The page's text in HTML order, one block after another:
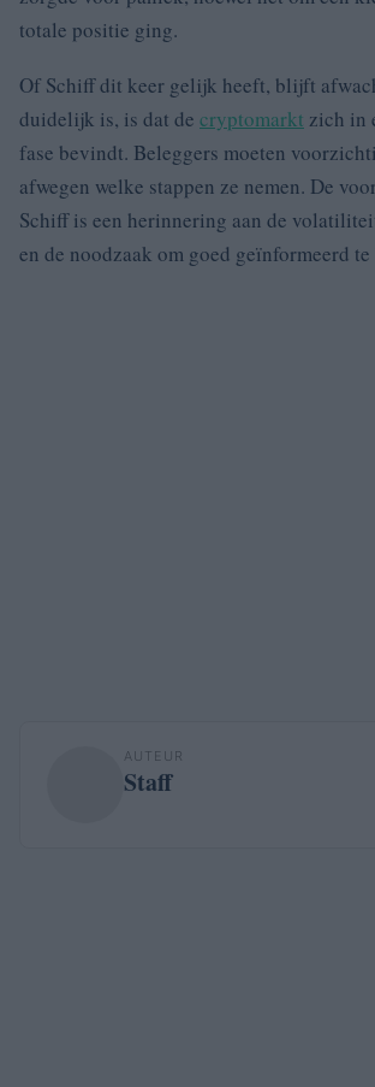
totale positie ging.
Of Schiff dit keer gelijk heeft, blijft
duidelijk is, is dat de cryptomarkt zich in
fase bevindt. Beleggers moeten
afwegen welke stappen ze nemen. De
Schiff is een herinnering aan de
en de noodzaak om goed geïnformeerd
AUTEUR
Staff